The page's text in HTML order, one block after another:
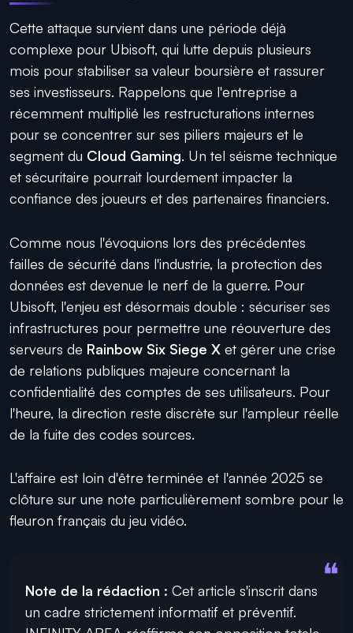
Cette attaque survient dans une période déjà
complexe pour Ubisoft, qui lutte depuis plusieurs
mois pour stabiliser sa valeur boursière et rassurer
ses investisseurs. Rappelons que l'entreprise a
récemment multiplié les restructurations internes
pour se concentrer sur ses piliers majeurs et le
segment du Cloud Gaming. Un tel séisme technique
et sécuritaire pourrait lourdement impacter la
confiance des joueurs et des partenaires financiers.
Comme nous l'évoquions lors des précédentes
failles de sécurité dans l'industrie, la protection des
données est devenue le nerf de la guerre. Pour
Ubisoft, l'enjeu est désormais double : sécuriser ses
infrastructures pour permettre une réouverture des
serveurs de Rainbow Six Siege X et gérer une crise
de relations publiques majeure concernant la
confidentialité des comptes de ses utilisateurs. Pour
l'heure, la direction reste discrète sur l'ampleur réelle
de la fuite des codes sources.
L'affaire est loin d'être terminée et l'année 2025 se
clôture sur une note particulièrement sombre pour le
fleuron français du jeu vidéo.
Note de la rédaction : Cet article s'inscrit dans
un cadre strictement informatif et préventif.